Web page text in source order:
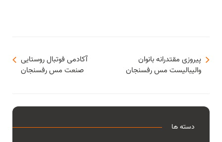
آکادمی فوتبال روستایی
صنعت مس رفسنجان
پیروزی مقتدرانه بانوان
والیبالیست مس رفسنجان
دسته ها